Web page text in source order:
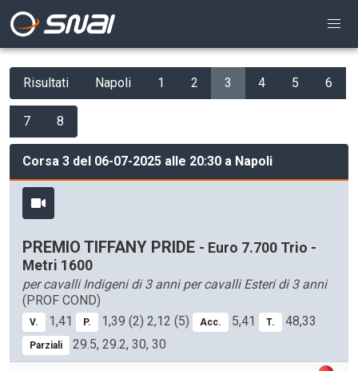
Risultati Napoli 1 2 3 4 5 6
7 8
Corsa 3 del 06-07-2025 alle 20:30 a Napoli
PREMIO TIFFANY PRIDE - Euro 7.700 Trio -
Metri 1600
per cavalli Indigeni di 3 anni per cavalli Esteri di 3 anni
(PROF COND)
V. 1,41 P. 1,39 (2) 2,12 (5) Acc. 5,41 T. 48,33
Parziali 29.5, 29.2, 30, 30